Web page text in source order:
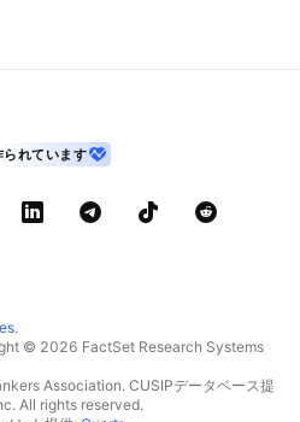
れています
.
© 2026 FactSet Research Systems
Association. CUSIPデータベース提
All rights reserved.